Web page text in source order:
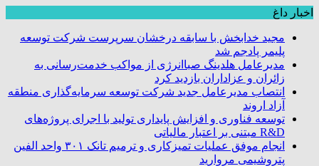
اخبار داغ
مجید خدابخش با سابقه درخشان سرپرست شرکت توسعه
پلیمر پادجم شد
مدیرعامل هلدینگ صباانرژی از مواکب خدمت‌رسانی به
زائران و عزاداران بازدید کرد
انتصاب مدیرعامل جدید شرکت توسعه سرمایه‌گذاری منطقه
آزاد اروند
توسعه فناوری و افزایش پایداری تولید با اجرای پروژه‌های
R&D مبتنی بر اعتبار مالیاتی
انجام موفق عملیات تمیزکاری و ترمیم تانک ۳۰۱ واحد الفین
پتروشیمی مروارید